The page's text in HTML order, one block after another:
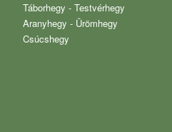
Táborhegy - Testvérhegy
Aranyhegy - Ürömhegy
Csúcshegy